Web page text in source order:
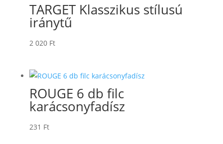
TARGET Klasszikus stílusú
iránytű
2 020 Ft
ROUGE 6 db filc
karácsonyfadísz
231 Ft